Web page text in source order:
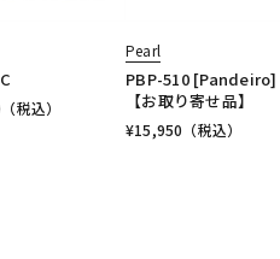
（税込）
Pearl
PBP-510 [Pandeiro]
【お取り寄せ品】
¥15,950 （税込）